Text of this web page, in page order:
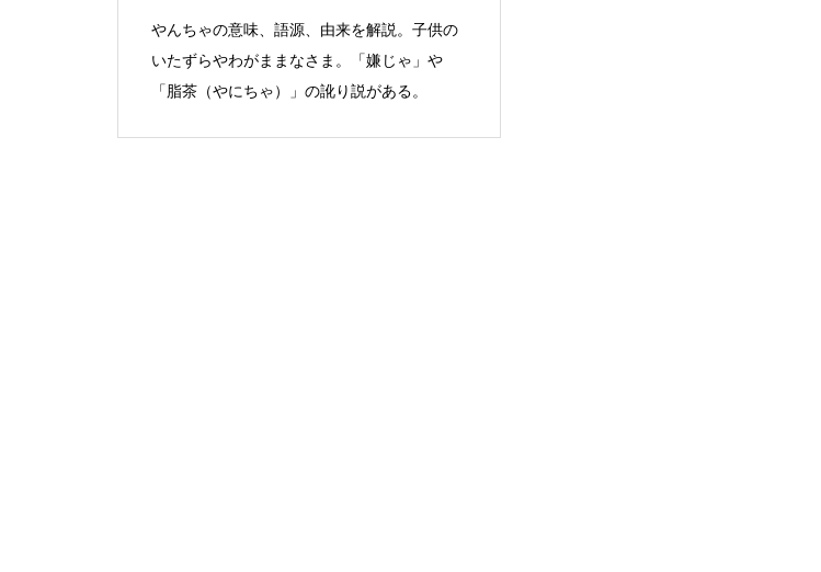
やんちゃの意味、語源、由来を解説。子供の
いたずらやわがままなさま。「嫌じゃ」や
「脂茶（やにちゃ）」の訛り説がある。